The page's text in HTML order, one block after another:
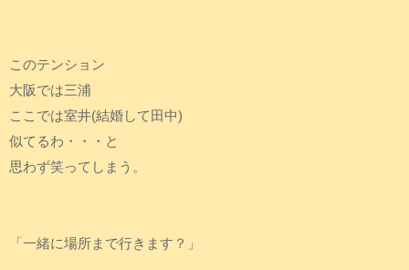
このテンション
大阪では三浦
ここでは室井(結婚して田中)
似てるわ・・・と
思わず笑ってしまう。
「一緒に場所まで行きます？」